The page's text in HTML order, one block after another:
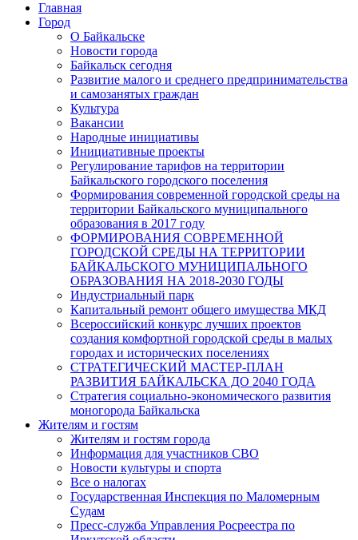
Главная
Город
О Байкальске
Новости города
Байкальск сегодня
Развитие малого и среднего предпринимательства
и самозанятых граждан
Культура
Вакансии
Народные инициативы
Инициативные проекты
Регулирование тарифов на территории
Байкальского городского поселения
Формирования современной городской среды на
территории Байкальского муниципального
образования в 2017 году
ФОРМИРОВАНИЯ СОВРЕМЕННОЙ
ГОРОДСКОЙ СРЕДЫ НА ТЕРРИТОРИИ
БАЙКАЛЬСКОГО МУНИЦИПАЛЬНОГО
ОБРАЗОВАНИЯ НА 2018-2030 ГОДЫ
Индустриальный парк
Капитальный ремонт общего имущества МКД
Всероссийский конкурс лучших проектов
создания комфортной городской среды в малых
городах и исторических поселениях
СТРАТЕГИЧЕСКИЙ МАСТЕР-ПЛАН
РАЗВИТИЯ БАЙКАЛЬСКА ДО 2040 ГОДА
Стратегия социально-экономического развития
моногорода Байкальска
Жителям и гостям
Жителям и гостям города
Информация для участников СВО
Новости культуры и спорта
Все о налогах
Государственная Инспекция по Маломерным
Судам
Пресс-служба Управления Росреестра по